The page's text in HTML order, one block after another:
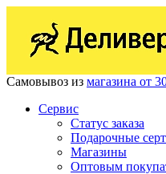
Самовывоз из магазина от
Сервис
Статус заказа
Подарочные
Магазины
Оптовым